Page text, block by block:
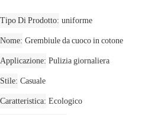
Tipo Di Prodotto uniforme
Nome Grembiule da cuoco in cotone
Applicazione Pulizia giornaliera
Stile Casuale
Caratteristica Ecologico